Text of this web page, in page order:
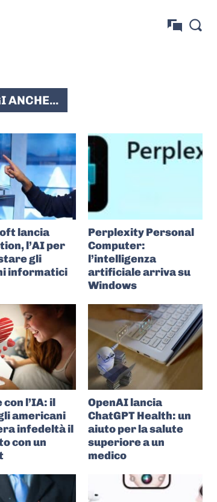
ANCHE...
lancia
l’AI per
gli
informatici
Perplexity Personal
Computer:
l’intelligenza
artificiale arriva su
Windows
l’IA: il
americani
infedeltà il
con un
OpenAI lancia
ChatGPT Health: un
aiuto per la salute
superiore a un
medico